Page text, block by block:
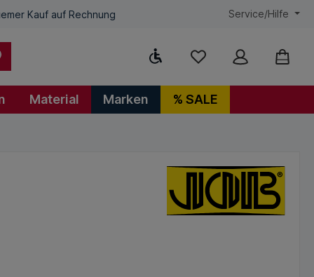
Kauf auf Rechnung Service/Hilfe
Werkzeugleiste anzeigen
Material Marken % SALE